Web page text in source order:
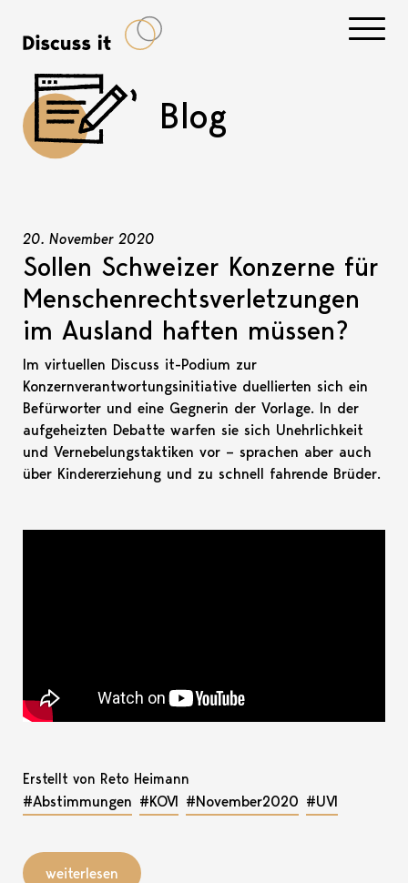
Blog
20. November 2020
Sollen Schweizer Konzerne für
Menschenrechtsverletzungen
im Ausland haften müssen?
Im virtuellen Discuss it-Podium zur
Konzernverantwortungsinitiative duellierten sich ein
Befürworter und eine Gegnerin der Vorlage. In der
aufgeheizten Debatte warfen sie sich Unehrlichkeit
und Vernebelungstaktiken vor – sprachen aber auch
über Kindererziehung und zu schnell fahrende Brüder.
Erstellt von Reto Heimann
#Abstimmungen #KOVI #November2020 #UVI
weiterlesen